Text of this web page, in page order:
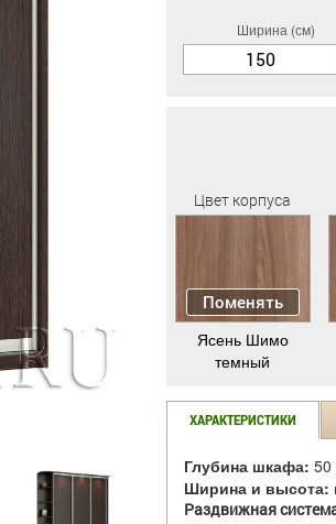
Ширина (см)
150
Цвет корпуса
Поменять
Ясень Шимо
темный
ХАРАКТЕРИСТИКИ
Глубина шкафа: 50
Ширина и высота:
Раздвижная